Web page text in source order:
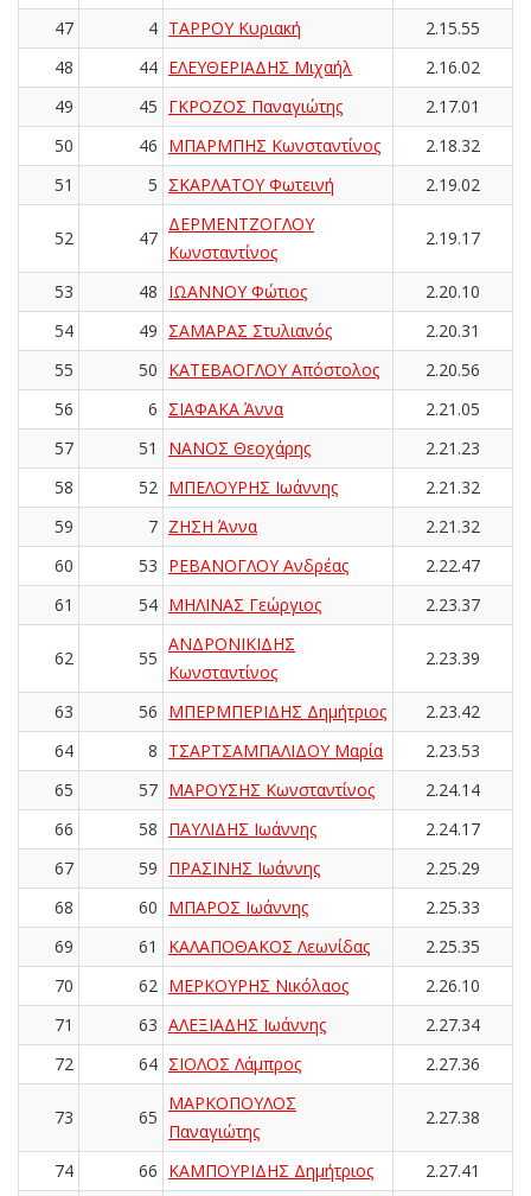
47 4 ΤΑΡΡΟΥ Κυριακή
2.15.55
48
44 ΕΛΕΥΘΕΡΙΑΔΗΣ Μιχαήλ
2.16.02
49
45 ΓΚΡΟΖΟΣ Παναγιώτης
2.17.01
50
46 ΜΠΑΡΜΠΗΣ Κωνσταντίνος
2.18.32
51
5 ΣΚΑΡΛΑΤΟΥ Φωτεινή 2.19.02
52 47
ΔΕΡΜΕΝΤΖΟΓΛΟΥ
Κωνσταντίνος
2.19.17
53 48 ΙΩΑΝΝΟΥ Φώτιος
2.20.10
54
49 ΣΑΜΑΡΑΣ Στυλιανός
2.20.31
55
50 ΚΑΤΕΒΑΟΓΛΟΥ Απόστολος
2.20.56
56
6 ΣΙΑΦΑΚΑ Άννα
2.21.05
57
51 ΝΑΝΟΣ Θεοχάρης
2.21.23
58
52 ΜΠΕΛΟΥΡΗΣ Ιωάννης
2.21.32
59
7 ΖΗΣΗ Άννα
2.21.32
60
53 ΡΕΒΑΝΟΓΛΟΥ Ανδρέας
2.22.47
61
54 ΜΗΛΙΝΑΣ Γεώργιος 2.23.37
62 55
ΑΝΔΡΟΝΙΚΙΔΗΣ
Κωνσταντίνος
2.23.39
63 56 ΜΠΕΡΜΠΕΡΙΔΗΣ Δημήτριος
2.23.42
64
8 ΤΣΑΡΤΣΑΜΠΑΛΙΔΟΥ Μαρία
2.23.53
65
57 ΜΑΡΟΥΣΗΣ Κωνσταντίνος
2.24.14
66
58 ΠΑΥΛΙΔΗΣ Ιωάννης
2.24.17
67
59 ΠΡΑΣΙΝΗΣ Ιωάννης
2.25.29
68
60 ΜΠΑΡΟΣ Ιωάννης
2.25.33
69
61 ΚΑΛΑΠΟΘΑΚΟΣ Λεωνίδας
2.25.35
70
62 ΜΕΡΚΟΥΡΗΣ Νικόλαος
2.26.10
71
63 ΑΛΕΞΙΑΔΗΣ Ιωάννης
2.27.34
72
64 ΣΙΟΛΟΣ Λάμπρος 2.27.36
73 65
ΜΑΡΚΟΠΟΥΛΟΣ
Παναγιώτης
2.27.38
74 66 ΚΑΜΠΟΥΡΙΔΗΣ Δημήτριος
2.27.41